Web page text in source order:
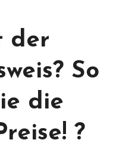
der
So
die
?